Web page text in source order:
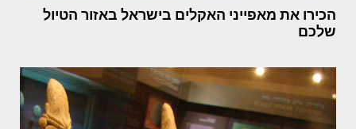
הכירו את מאפייני האקלים בישראל באזור הטיול
שלכם